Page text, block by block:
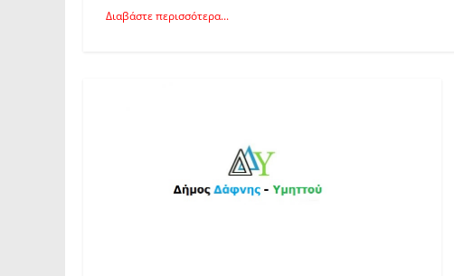
Διαβάστε περισσότερα...